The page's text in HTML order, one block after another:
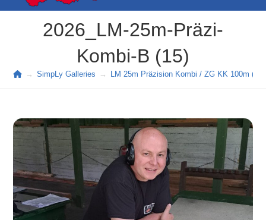
2026_LM-25m-Präzi-
Kombi-B (15)
→ SimpLy Galleries → LM 25m Präzision Kombi / ZG KK 100m